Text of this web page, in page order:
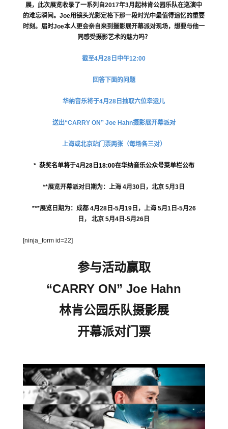
展，此次展览收录了一系列自2017年3月起林肯公园乐队在巡演中
的难忘瞬间。Joe用镜头光影定格下那一段时光中最值得追忆的重要
时刻。届时Joe本人更会亲自来到摄影展开幕派对现场，想要与他一
同感受摄影艺术的魅力吗？
截至4月28日中午12:00
回答下面的问题
华纳音乐将于4月28日抽取六位幸运儿
送出“CARRY ON” Joe Hahn摄影展开幕派对
上海或北京站门票两张（每场各三对）
* 获奖名单将于4月28日18:00在华纳音乐公众号菜单栏公布
**展览开幕派对日期为：上海 4月30日，北京 5月3日
***展览日期为： 成都 4月28日-5月19日， 上海 5月1日-5月26
日，北京 5月4日-5月26日
[ninja_form id=22]
参与活动赢取
“CARRY ON” Joe Hahn
林肯公园乐队摄影展
开幕派对门票